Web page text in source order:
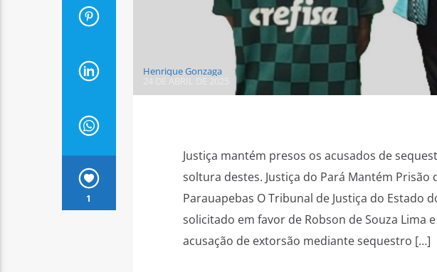
1
Henrique Gonzaga
Justiça mantém presos os acusados de
soltura destes. Justiça do Pará Mantém Prisão
Parauapebas O Tribunal de Justiça do Estado
solicitado em favor de Robson de Souza Lima
acusação de extorsão mediante sequestro […]